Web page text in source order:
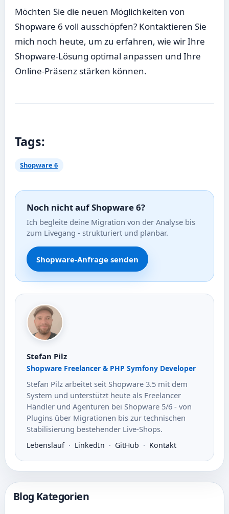
Blog Kategorien
Möchten Sie die neuen Möglichkeiten von
Shopware 6 voll ausschöpfen? Kontaktieren Sie
mich noch heute, um zu erfahren, wie wir Ihre
Shopware-Lösung optimal anpassen und Ihre
Online-Präsenz stärken können.
Tags:
Shopware 6
Noch nicht auf Shopware 6?
Ich begleite deine Migration von der Analyse bis
zum Livegang - strukturiert und planbar.
Shopware-Anfrage senden
Stefan Pilz
Shopware Freelancer & PHP Symfony Developer
Stefan Pilz arbeitet seit Shopware 3.5 mit dem
System und unterstützt heute als Freelancer
Händler und Agenturen bei Shopware 5/6 - von
Plugins über Migrationen bis zur technischen
Stabilisierung bestehender Live-Shops.
Lebenslauf · LinkedIn · GitHub · Kontakt